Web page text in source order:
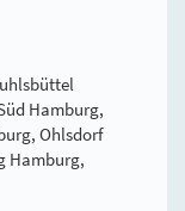
Hamburg,
Ohlsdorf
Hamburg,